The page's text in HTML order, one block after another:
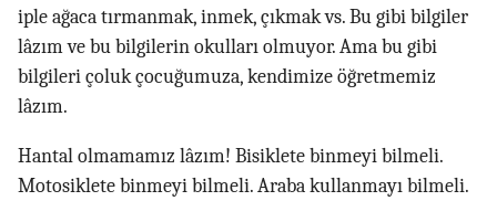
iple ağaca tırmanmak, inmek, çıkmak vs. Bu gibi bilgiler
lâzım ve bu bilgilerin okulları olmuyor. Ama bu gibi
bilgileri çoluk çocuğumuza, kendimize öğretmemiz
lâzım.
Hantal olmamamız lâzım! Bisiklete binmeyi bilmeli.
Motosiklete binmeyi bilmeli. Araba kullanmayı bilmeli.